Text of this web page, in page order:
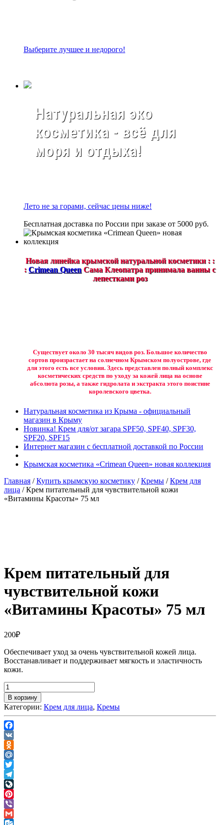
Выберите лучшее и недорого!
Натуральная эко
косметика - всё для
моря и отдыха!
Лето не за горами, сейчас цены ниже!
Бесплатная доставка по России при заказе от 5000 руб.
Новая линейка крымской натуральной косметики : :
: Crimean Queen Сама Клеопатра принимала ванны с
лепестками роз
Существует около 30 тысяч видов роз. Большое количество
сортов произрастает на солнечном Крымском полуострове, где
для этого есть все условия. Здесь представлен полный комплекс
косметических средств по уходу за кожей лица на основе
абсолюта розы, а также гидролата и экстракта этого поистине
королевского цветка.
Натуральная косметика из Крыма - официальный
магазин в Крыму
Новинка! Крем для/от загара SPF50, SPF40, SPF30,
SPF20, SPF15
Интернет магазин с бесплатной доставкой по России
Крымская косметика «Crimean Queen» новая коллекция
Главная /Купить крымскую косметику /Кремы /Крем для
лица / Крем питательный для чувствительной кожи
«Витамины Красоты» 75 мл
Крем питательный для
чувствительной кожи
«Витамины Красоты» 75 мл
200₽
Обеспечивает уход за очень чувствительной кожей лица.
Восстанавливает и поддерживает мягкость и эластичность
кожи.
В корзину
Категории: Крем для лица, Кремы
Facebook
VK
Odnoklassniki
Mail.Ru
Twitter
Telegram
LiveJournal
Pinterest
Viber